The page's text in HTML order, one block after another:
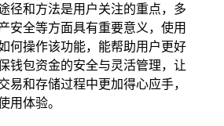
径和方法是用户关注的重点，多
安全等方面具有重要意义，使用
何操作该功能，能帮助用户更好
钱包资金的安全与灵活管理，让
易和存储过程中更加得心应手，
用体验。